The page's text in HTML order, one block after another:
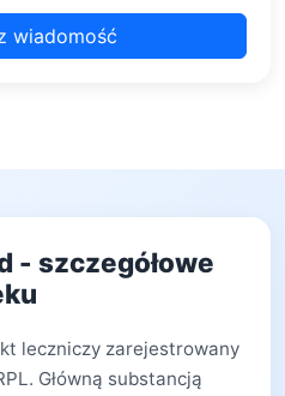
wiadomość
- szczegółowe
leczniczy zarejestrowany
Główną substancją